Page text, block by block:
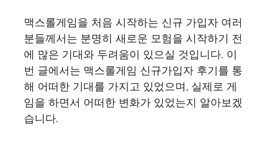
맥스롤게임을 처음 시작하는 신규 가입자 여러
분들께서는 분명히 새로운 모험을 시작하기 전
에 많은 기대와 두려움이 있으실 것입니다. 이
번 글에서는 맥스롤게임 신규가입자 후기를 통
해 어떠한 기대를 가지고 있었으며, 실제로 게
임을 하면서 어떠한 변화가 있었는지 알아보겠
습니다.